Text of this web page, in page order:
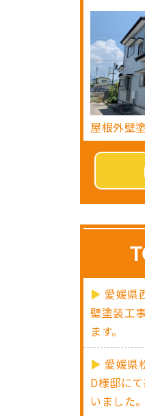
屋根外壁
愛媛県
壁塗装工
ます。
愛媛県
D様邸に
いました。